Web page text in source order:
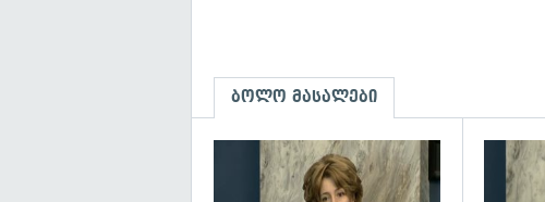
ბოლო მასალები
გადახედვა